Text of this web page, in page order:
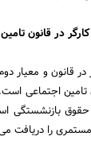
در قانون
قانون و معیار
اجتماعی
بازنشستگی
را دریافت